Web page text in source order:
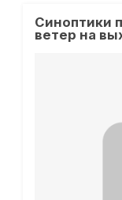
Синоптики
ветер на